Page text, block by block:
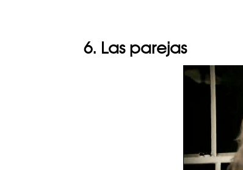
6. Las parejas